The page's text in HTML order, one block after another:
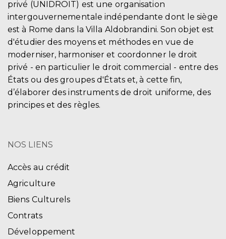
privé (UNIDROIT) est une organisation
intergouvernementale indépendante dont le siège
est à Rome dans la Villa Aldobrandini. Son objet est
d'étudier des moyens et méthodes en vue de
moderniser, harmoniser et coordonner le droit
privé - en particulier le droit commercial - entre des
États ou des groupes d'États et, à cette fin,
d’élaborer des instruments de droit uniforme, des
principes et des règles.
NOS LIENS
Accès au crédit
Agriculture
Biens Culturels
Contrats
Développement